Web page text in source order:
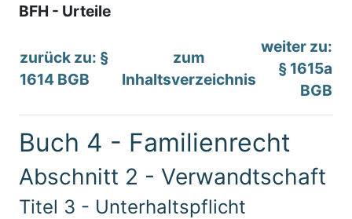
BFH - Urteile
zurück zu: §
1614 BGB
zum
Inhaltsverzeichnis
weiter zu:
§ 1615a
BGB
Buch 4 - Familienrecht
Abschnitt 2 - Verwandtschaft
Titel 3 - Unterhaltspflicht